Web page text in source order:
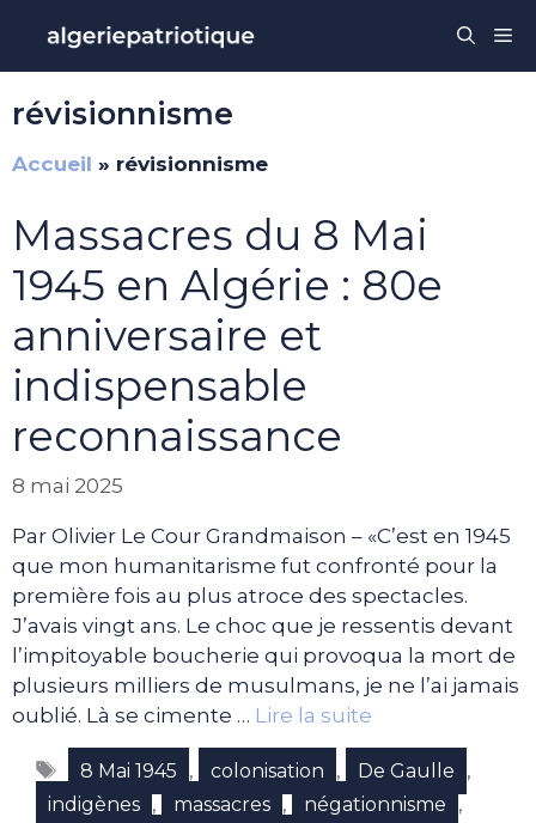
contenu
révisionnisme
Accueil » révisionnisme
Massacres du 8 Mai
1945 en Algérie : 80e
anniversaire et
indispensable
reconnaissance
8 mai 2025
Par Olivier Le Cour Grandmaison – «C’est en 1945
que mon humanitarisme fut confronté pour la
première fois au plus atroce des spectacles.
J’avais vingt ans. Le choc que je ressentis devant
l’impitoyable boucherie qui provoqua la mort de
plusieurs milliers de musulmans, je ne l’ai jamais
oublié. Là se cimente … Lire la suite
Étiquettes
8 Mai 1945 , colonisation , De Gaulle ,
indigènes , massacres , négationnisme ,